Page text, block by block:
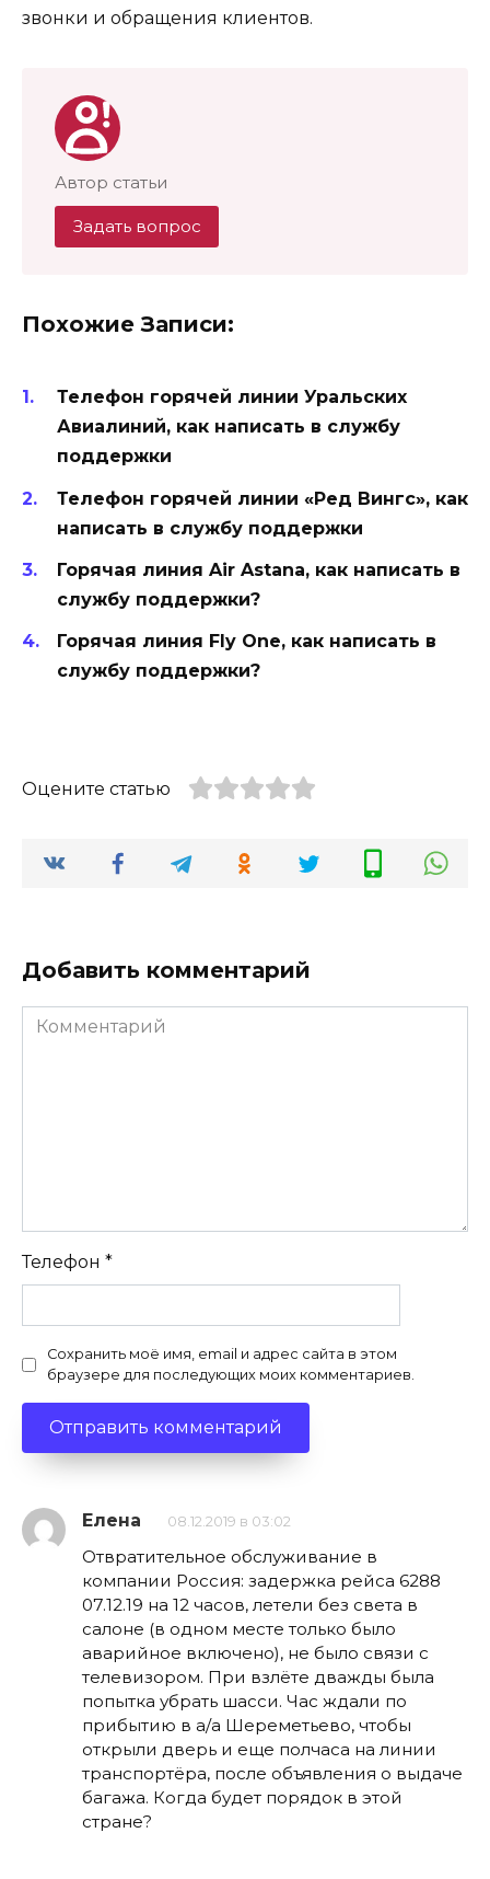
звонки и обращения клиентов.
Автор статьи
Задать вопрос
Похожие Записи:
Телефон горячей линии Уральских
Авиалиний, как написать в службу
поддержки
Телефон горячей линии «Ред Вингс», как
написать в службу поддержки
Горячая линия Air Astana, как написать в
службу поддержки?
Горячая линия Fly One, как написать в
службу поддержки?
Оцените статью
Добавить комментарий
Комментарий
Телефон *
Сохранить моё имя, email и адрес сайта в этом
браузере для последующих моих комментариев.
Елена 08.12.2019 в 03:02
Отвратительное обслуживание в
компании Россия: задержка рейса 6288
07.12.19 на 12 часов, летели без света в
салоне (в одном месте только было
аварийное включено), не было связи с
телевизором. При взлёте дважды была
попытка убрать шасси. Час ждали по
прибытию в а/а Шереметьево, чтобы
открыли дверь и еще полчаса на линии
транспортёра, после объявления о выдаче
багажа. Когда будет порядок в этой
стране?